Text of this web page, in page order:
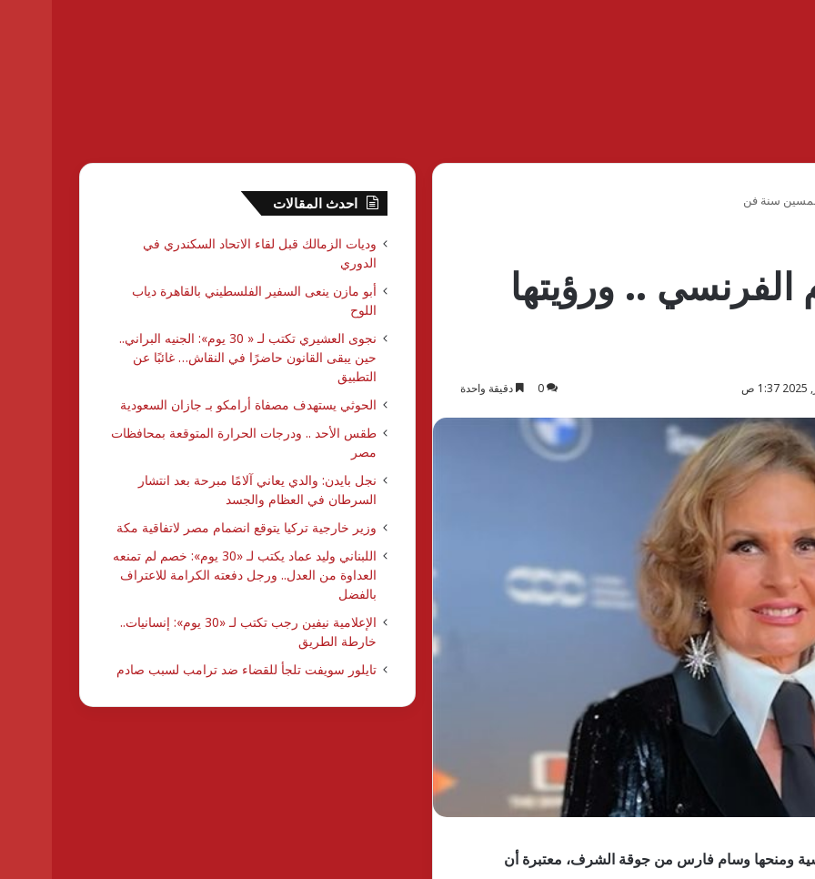
سنة فن
.. ورؤيتها
0 دقيقة واحدة
ومنحها وسام فارس من جوقة الشرف، معتبرة أن
احدث المقالات
وديات الزمالك قبل لقاء الاتحاد السكندري في
الدوري
أبو مازن ينعى السفير الفلسطيني بالقاهرة دياب
اللوح
نجوى العشيري تكتب لـ « 30 يوم»: الجنيه البراني..
حين يبقى القانون حاضرًا في النقاش… غائبًا عن
التطبيق
الحوثي يستهدف مصفاة أرامكو بـ جازان السعودية
طقس الأحد .. ودرجات الحرارة المتوقعة بمحافظات
مصر
نجل بايدن: والدي يعاني آلامًا مبرحة بعد انتشار
السرطان في العظام والجسد
وزير خارجية تركيا يتوقع انضمام مصر لاتفاقية مكة
اللبناني وليد عماد يكتب لـ «30 يوم»: خصم لم تمنعه
العداوة من العدل.. ورجل دفعته الكرامة للاعتراف
بالفضل
الإعلامية نيفين رجب تكتب لـ «30 يوم»: إنسانيات..
خارطة الطريق
تايلور سويفت تلجأ للقضاء ضد ترامب لسبب صادم